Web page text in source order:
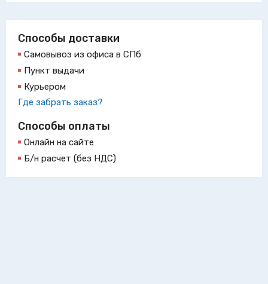
Способы доставки
Самовывоз из офиса в СПб
Пункт выдачи
Курьером
Где забрать заказ?
Способы оплаты
Онлайн на сайте
Б/н расчет (без НДС)